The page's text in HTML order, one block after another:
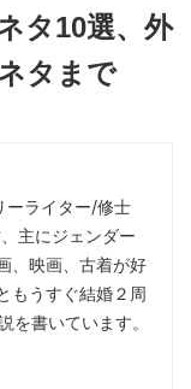
タ10選、外
タまで
ーライター/修士
主にジェンダー
、映画、古着が好
もうすぐ結婚２周
を書いています。